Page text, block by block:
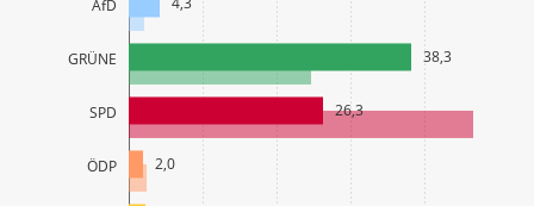
AfD
GRÜNE
SPD
ÖDP
38,3
26,3
2,0